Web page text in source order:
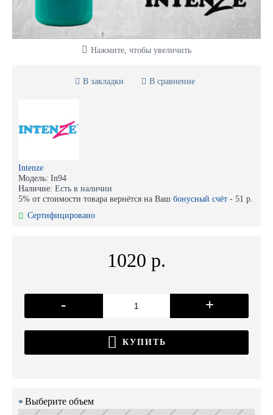
Нажмите, чтобы увеличить
В закладки В сравнение
Intenze
Модель: In94
Наличие: Есть в наличии
5% от стоимости товара вернётся на Ваш бонусный счёт - 51 р.
Сертифицировано
1020 р.
- +
КУПИТЬ
Выберите объем